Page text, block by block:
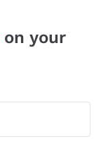
on your